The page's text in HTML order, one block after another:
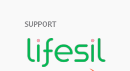
SUPPORT